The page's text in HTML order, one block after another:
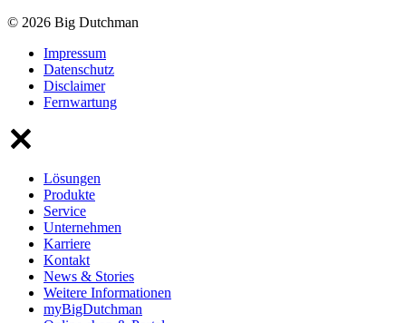
© 2026 Big Dutchman
Impressum
Datenschutz
Disclaimer
Fernwartung
Lösungen
Produkte
Service
Unternehmen
Karriere
Kontakt
News & Stories
Weitere Informationen
myBigDutchman